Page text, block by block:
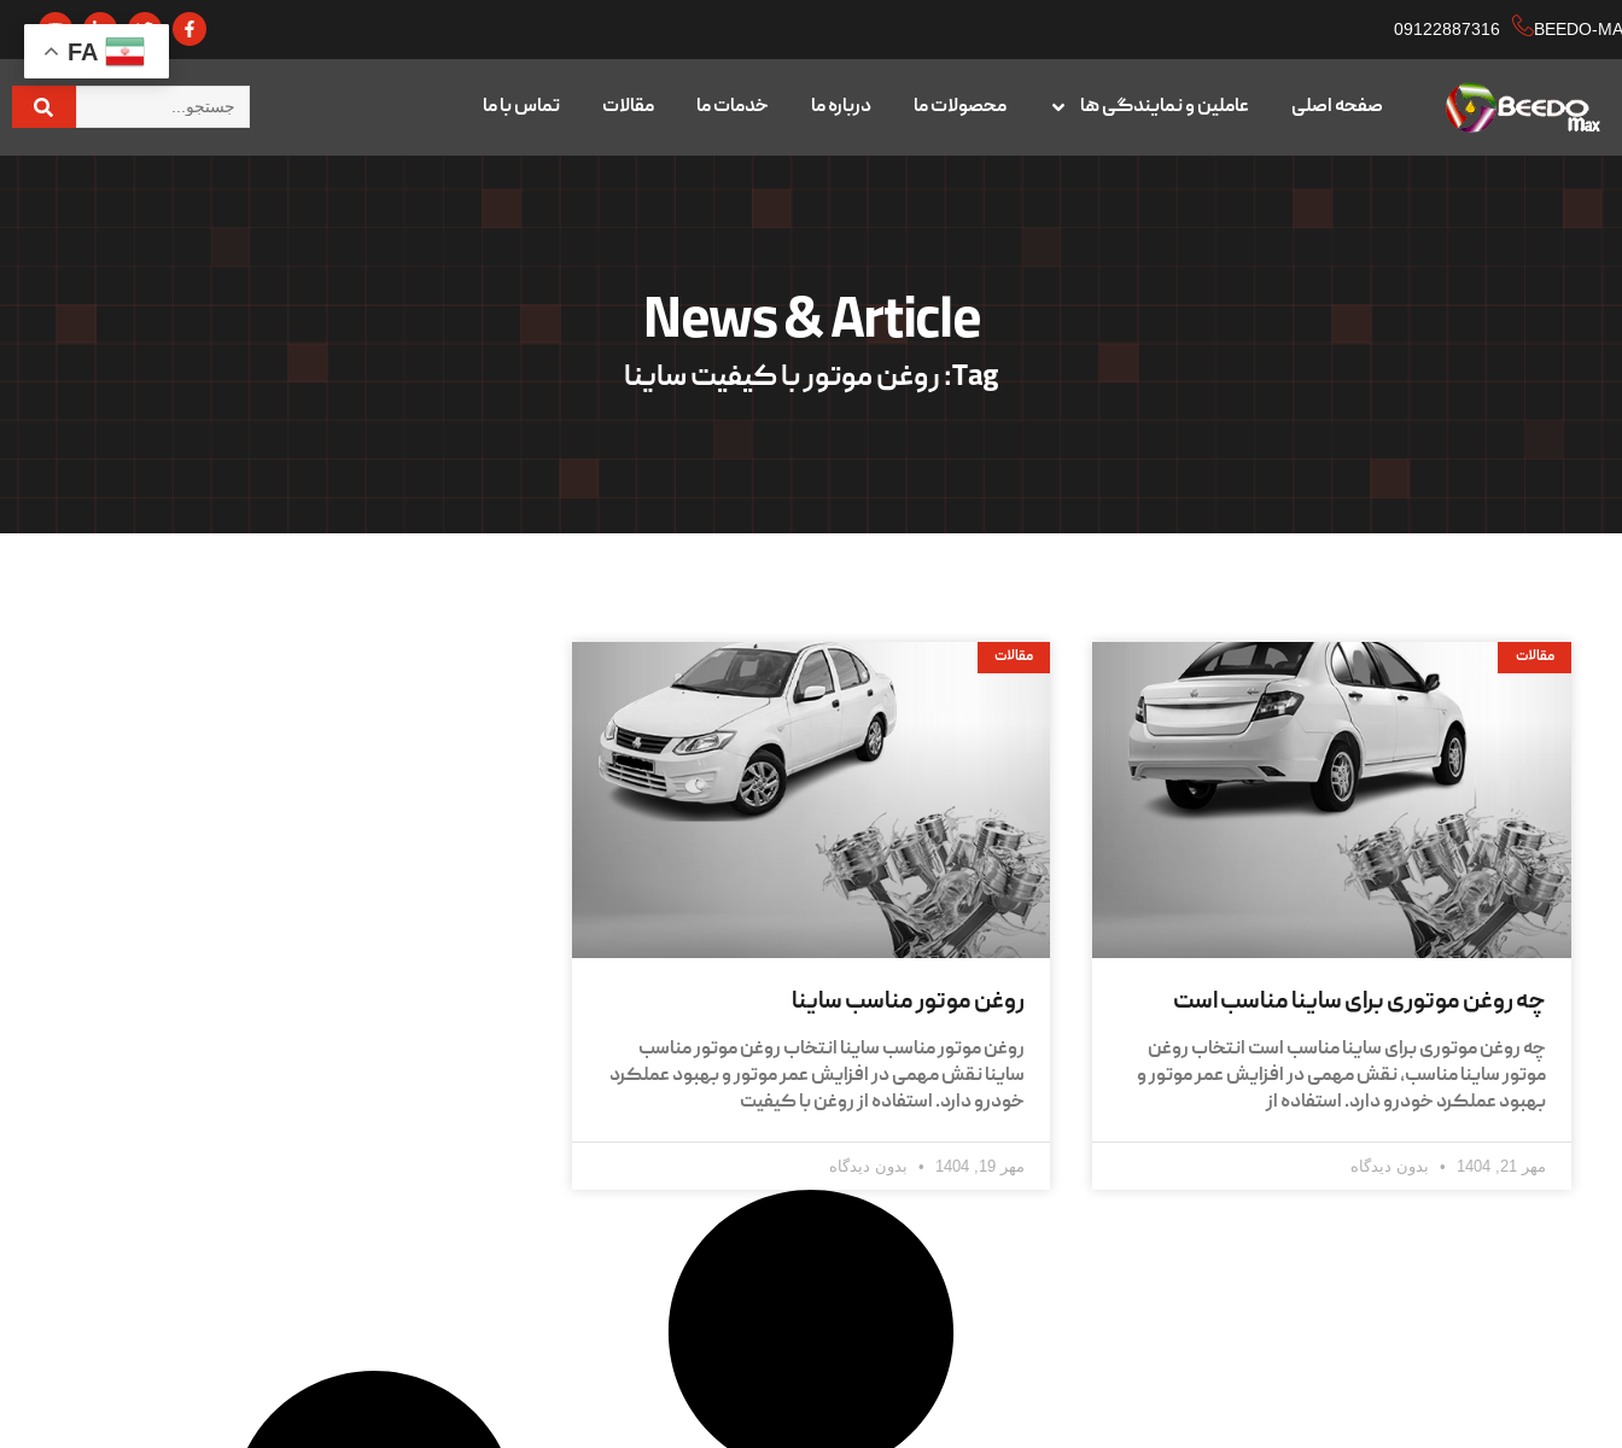
BEEDO-
09122887316
صفحه اصلی عاملین و نمایندگی ها محصولات ما درباره ما خدمات ما مقالات تماس با ما
News & Article
Tag: روغن موتور با کیفیت ساینا
مقالات
چه روغن موتوری برای ساینا مناسب است
چه روغن موتوری برای ساینا مناسب است انتخاب روغن
موتور ساینا مناسب، نقش مهمی در افزایش عمر موتور و
بهبود عملکرد خودرو دارد. استفاده از
مهر 21, 1404 بدون دیدگاه
مقالات
روغن موتور مناسب ساینا
روغن موتور مناسب ساینا انتخاب روغن موتور مناسب
ساینا نقش مهمی در افزایش عمر موتور و بهبود عملکرد
خودرو دارد. استفاده از روغن با کیفیت
مهر 19, 1404 بدون دیدگاه
FA